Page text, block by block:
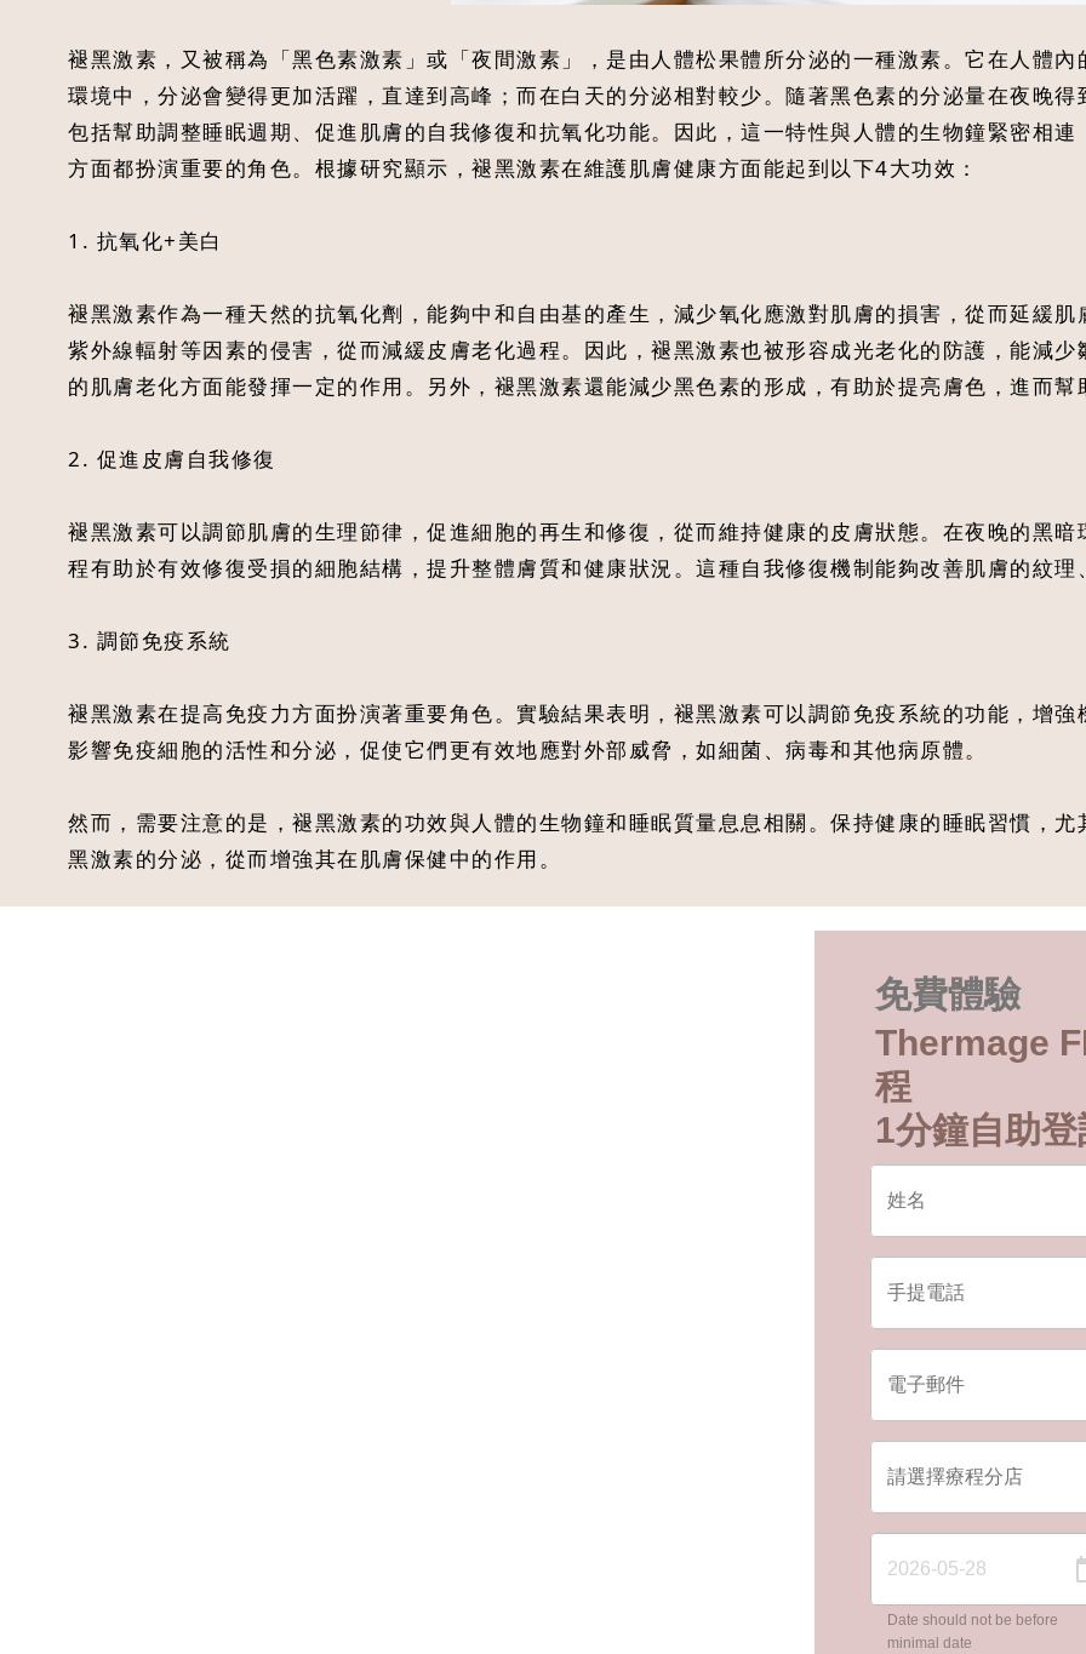
褪黑激素，又被稱為「黑色素激素」或「夜間激素」，是由人體松果體所分泌的一種激素。它在人體
環境中，分泌會變得更加活躍，直達到高峰；而在白天的分泌相對較少。隨著黑色素的分泌量在夜晚
包括幫助調整睡眠週期、促進肌膚的自我修復和抗氧化功能。因此，這一特性與人體的生物鐘緊密相
方面都扮演重要的角色。根據研究顯示，褪黑激素在維護肌膚健康方面能起到以下4大功效：
1. 抗氧化+美白
褪黑激素作為一種天然的抗氧化劑，能夠中和自由基的產生，減少氧化應激對肌膚的損害，從而延緩
紫外線輻射等因素的侵害，從而減緩皮膚老化過程。因此，褪黑激素也被形容成光老化的防護，能減
的肌膚老化方面能發揮一定的作用。另外，褪黑激素還能減少黑色素的形成，有助於提亮膚色，進而
2. 促進皮膚自我修復
褪黑激素可以調節肌膚的生理節律，促進細胞的再生和修復，從而維持健康的皮膚狀態。在夜晚的黑
程有助於有效修復受損的細胞結構，提升整體膚質和健康狀況。這種自我修復機制能夠改善肌膚的紋
3. 調節免疫系統
褪黑激素在提高免疫力方面扮演著重要角色。實驗結果表明，褪黑激素可以調節免疫系統的功能，增
影響免疫細胞的活性和分泌，促使它們更有效地應對外部威脅，如細菌、病毒和其他病原體。
然而，需要注意的是，褪黑激素的功效與人體的生物鐘和睡眠質量息息相關。保持健康的睡眠習慣，
黑激素的分泌，從而增強其在肌膚保健中的作用。
免費體驗
Thermage
程
1分鐘自助
Date should not be before
minimal date